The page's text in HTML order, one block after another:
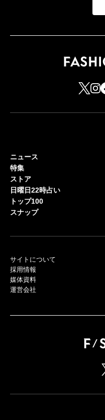
ニュース
特集
ストア
日曜日22時占い
トップ100
スナップ
サイトについて
採用情報
媒体資料
運営会社